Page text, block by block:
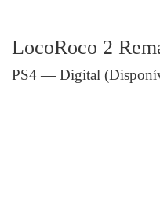
LocoRoco 2
PS4 — Digital